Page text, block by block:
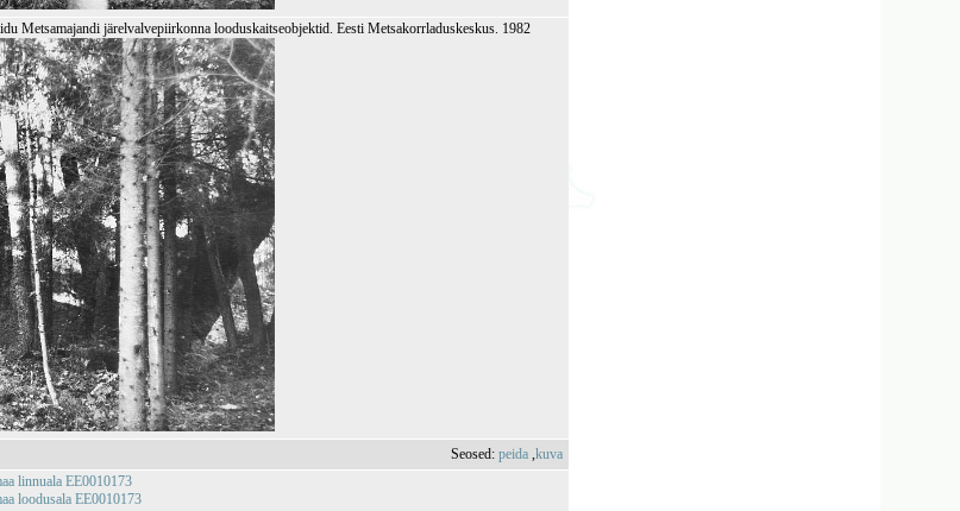
Metsamajandi järelvalvepiirkonna looduskaitseobjektid. Eesti Metsakorrladuskeskus. 1982
Seosed:peida ,kuva
linnuala EE0010173
loodusala EE0010173